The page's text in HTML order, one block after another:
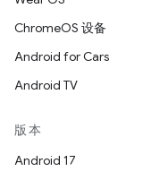
ChromeOS 设备
Android for Cars
Android TV
版本
Android 17